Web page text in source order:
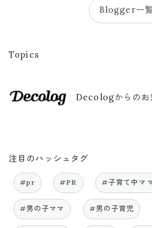
Blogger一
Topics
Decologからのお
注目のハッシュタグ
#pr #PR #子育て中マ
#男の子ママ #男の子育児